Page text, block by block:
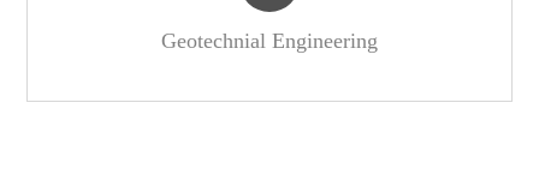
Geotechnial Engineering